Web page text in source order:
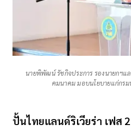
นายพิพัฒน์ รัชกิจประการ รองนายกฯแ
คมนาคม มอบนโยบายแก่กร
ปั้นไทยแลนด์ริเวียร่า เฟส